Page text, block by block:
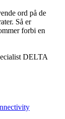
ord på de
Så er
forbi en
DELTA